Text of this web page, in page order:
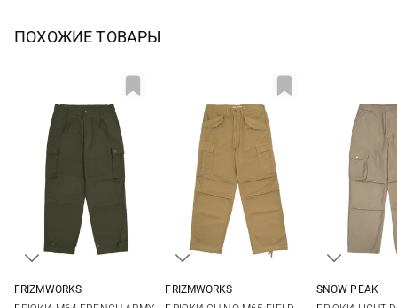
ПОХОЖИЕ ТОВАРЫ
FRIZMWORKS
FRIZMWORKS
SNOW PEAK